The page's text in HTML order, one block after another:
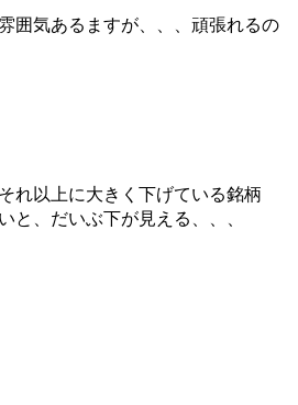
囲気あるますが、、、頑張れるの
れ以上に大きく下げている銘柄
と、だいぶ下が見える、、、